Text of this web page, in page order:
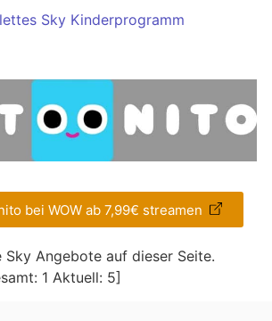
Sky Kinderprogramm
bei WOW ab 7,99€ streamen
Sky Angebote auf dieser Seite.
1 Aktuell: 5]